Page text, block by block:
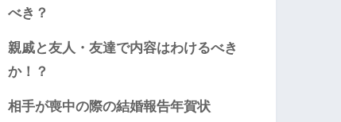
べき？
親戚と友人・友達で内容はわけるべき
か！？
相手が喪中の際の結婚報告年賀状